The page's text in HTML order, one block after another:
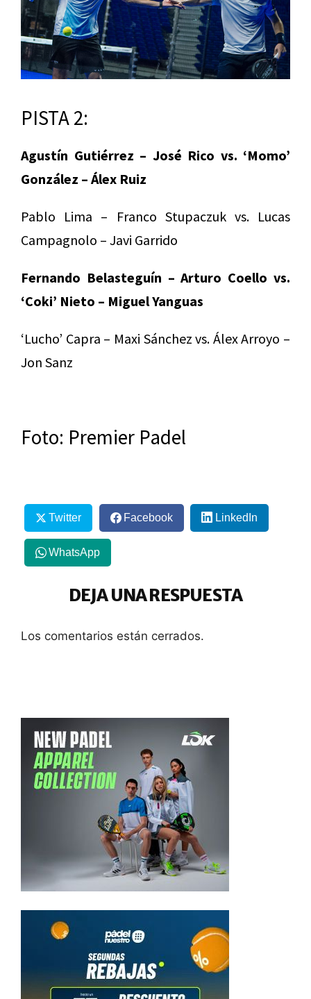
PISTA 2:
Agustín Gutiérrez – José Rico vs. ‘Momo’
González – Álex Ruiz
Pablo Lima – Franco Stupaczuk vs. Lucas
Campagnolo – Javi Garrido
Fernando Belasteguín – Arturo Coello vs.
‘Coki’ Nieto – Miguel Yanguas
‘Lucho’ Capra – Maxi Sánchez vs. Álex Arroyo –
Jon Sanz
Foto: Premier Padel
Twitter Facebook LinkedIn
WhatsApp
DEJA UNA RESPUESTA
Los comentarios están cerrados.